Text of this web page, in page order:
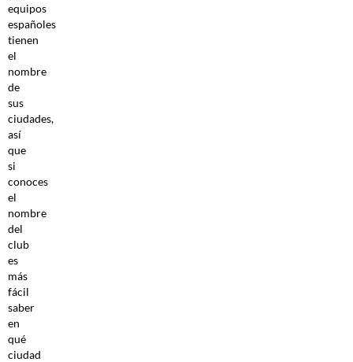
equipos
españoles
tienen
el
nombre
de
sus
ciudades,
así
que
si
conoces
el
nombre
del
club
es
más
fácil
saber
en
qué
ciudad